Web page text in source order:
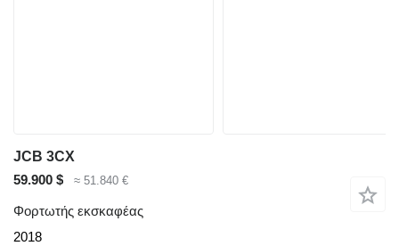
JCB 3CX
59.900 $
≈ 51.840 €
Φορτωτής εκσκαφέας
2018